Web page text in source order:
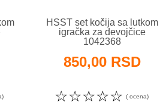
HSST set kočija sa lutkom
igračka za devojčice
1042368
850,00 RSD
☆
☆
☆
☆
☆ ( ocena)